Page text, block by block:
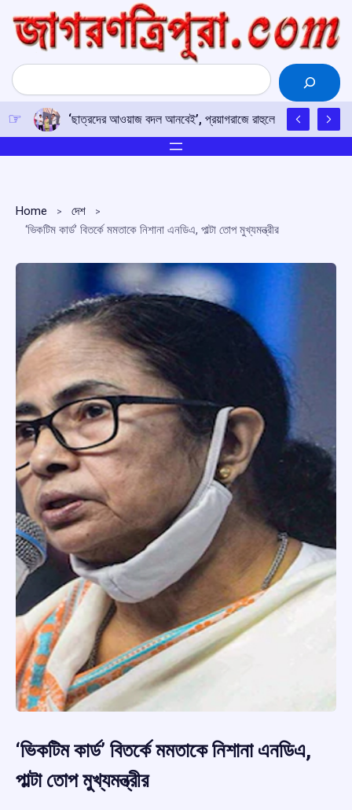
content
Search
‘ছাত্রদের আওয়াজ বদল আনবেই’, প্রয়াগরাজে রাহুলের হুঙ্কার
Home
দেশ
‘ভিকটিম কার্ড’ বিতর্কে মমতাকে নিশানা এনডিএ, পাল্টা তোপ মুখ্যমন্ত্রীর
‘ভিকটিম কার্ড’ বিতর্কে মমতাকে নিশানা এনডিএ,
পাল্টা তোপ মুখ্যমন্ত্রীর